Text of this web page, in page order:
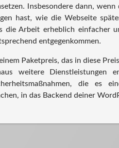
Insbesondere dann,
hast, wie die Webseite
die Arbeit erheblich einfacher
entgegenkommen.
einem Paketpreis, das in diese
weitere Dienstleistungen
die es
in das Backend deiner